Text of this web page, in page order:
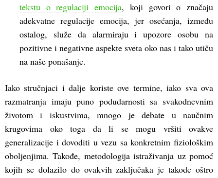
tekstu o regulaciji emocija, koji govori o značaju
adekvatne regulacije emocija, jer osećanja, između
ostalog, služe da alarmiraju i upozore osobu na
pozitivne i negativne aspekte sveta oko nas i tako utiču
na naše ponašanje.
Iako stručnjaci i dalje koriste ove termine, iako sva ova
razmatranja imaju puno podudarnosti sa svakodnevnim
životom i iskustvima, mnogo je debate u naučnim
krugovima oko toga da li se mogu vršiti ovakve
generalizacije i dovoditi u vezu sa konkretnim fiziološkim
oboljenjima. Takođe, metodologija istraživanja uz pomoć
kojih se dolazilo do ovakvih zaključaka je takođe oštro